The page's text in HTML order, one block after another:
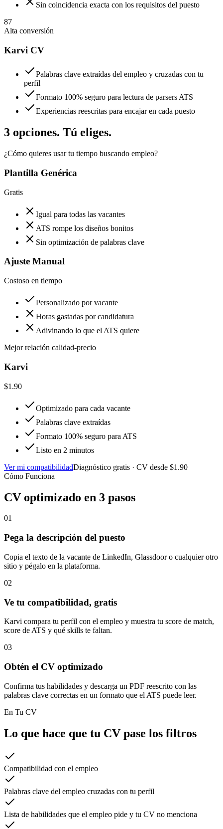
Sin coincidencia exacta con los requisitos del puesto
87
Alta conversión
Karvi CV
Palabras clave extraídas del empleo y cruzadas con tu
perfil
Formato 100% seguro para lectura de parsers ATS
Experiencias reescritas para encajar en cada puesto
3 opciones. Tú eliges.
¿Cómo quieres usar tu tiempo buscando empleo?
Plantilla Genérica
Gratis
Igual para todas las vacantes
ATS rompe los diseños bonitos
Sin optimización de palabras clave
Ajuste Manual
Costoso en tiempo
Personalizado por vacante
Horas gastadas por candidatura
Adivinando lo que el ATS quiere
Mejor relación calidad-precio
Karvi
$1.90
Optimizado para cada vacante
Palabras clave extraídas
Formato 100% seguro para ATS
Listo en 2 minutos
Ver mi compatibilidadDiagnóstico gratis · CV desde $1.90
Cómo Funciona
CV optimizado en 3 pasos
01
Pega la descripción del puesto
Copia el texto de la vacante de LinkedIn, Glassdoor o cualquier otro
sitio y pégalo en la plataforma.
02
Ve tu compatibilidad, gratis
Karvi compara tu perfil con el empleo y muestra tu score de match,
score de ATS y qué skills te faltan.
03
Obtén el CV optimizado
Confirma tus habilidades y descarga un PDF reescrito con las
palabras clave correctas en un formato que el ATS puede leer.
En Tu CV
Lo que hace que tu CV pase los filtros
Compatibilidad con el empleo
Palabras clave del empleo cruzadas con tu perfil
Lista de habilidades que el empleo pide y tu CV no menciona